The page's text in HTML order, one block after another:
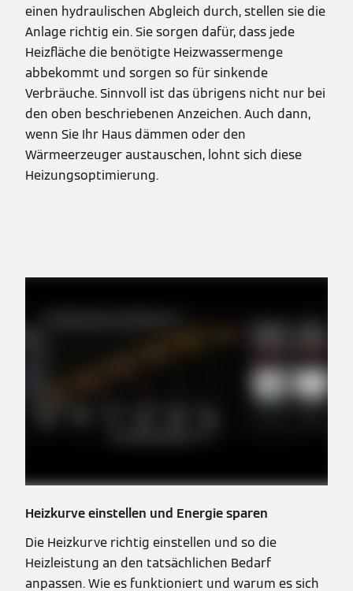
einen hydraulischen Abgleich durch, stellen sie die
Anlage richtig ein. Sie sorgen dafür, dass jede
Heizfläche die benötigte Heizwassermenge
abbekommt und sorgen so für sinkende
Verbräuche. Sinnvoll ist das übrigens nicht nur bei
den oben beschriebenen Anzeichen. Auch dann,
wenn Sie Ihr Haus dämmen oder den
Wärmeerzeuger austauschen, lohnt sich diese
Heizungsoptimierung.
Heizkurve einstellen und Energie sparen
Die Heizkurve richtig einstellen und so die
Heizleistung an den tatsächlichen Bedarf
anpassen. Wie es funktioniert und warum es sich